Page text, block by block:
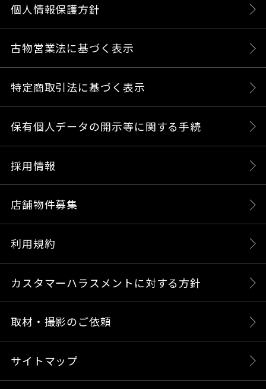
個人情報保護方針
古物営業法に基づく表示
特定商取引法に基づく表示
保有個人データの開示等に関する手続
採用情報
店舗物件募集
利用規約
カスタマーハラスメントに対する方針
取材・撮影のご依頼
サイトマップ